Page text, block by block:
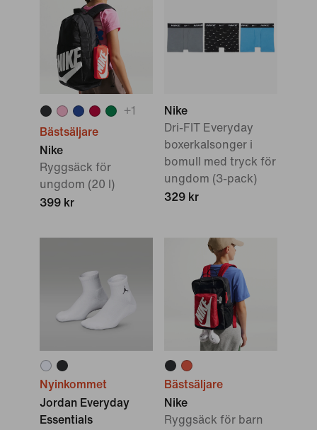
+1
Bästsäljare
Nike
Ryggsäck för
ungdom (20 l)
399 kr
Nike
Dri-FIT Everyday
boxerkalsonger i
bomull med tryck för
ungdom (3-pack)
329 kr
Nyinkommet
Jordan Everyday
Essentials
Bästsäljare
Nike
Ryggsäck för barn